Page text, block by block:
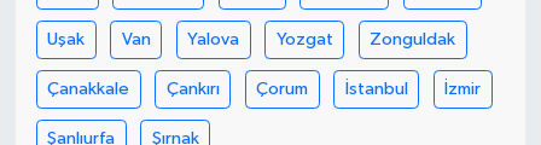
Uşak Van Yalova Yozgat Zonguldak
Çanakkale Çankırı Çorum İstanbul İzmir
Şanlıurfa Şırnak